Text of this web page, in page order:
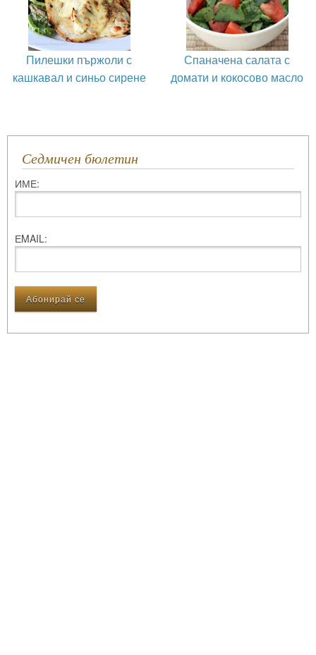
Пилешки пържоли с
кашкавал и синьо сирене
Спаначена салата с
домати и кокосово масло
Седмичен бюлетин
ИМЕ:
ЕMAIL: